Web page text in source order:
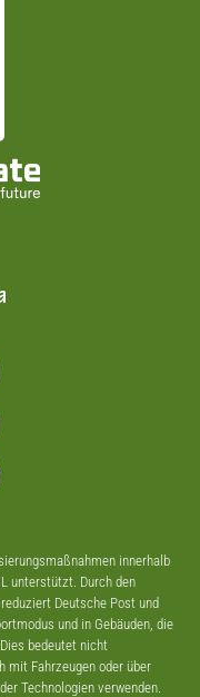
innerhalb
unterstützt. Durch den
Deutsche Post und
und in Gebäuden, die
bedeutet nicht
mit Fahrzeugen oder über
Technologien verwenden.